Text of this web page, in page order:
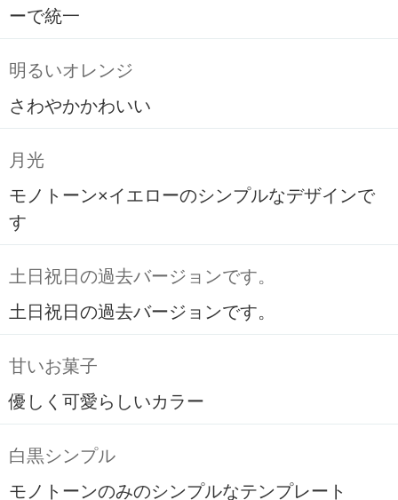
ーで統一
明るいオレンジ
さわやかかわいい
月光
モノトーン×イエローのシンプルなデザインで
す
土日祝日の過去バージョンです。
土日祝日の過去バージョンです。
甘いお菓子
優しく可愛らしいカラー
白黒シンプル
モノトーンのみのシンプルなテンプレート